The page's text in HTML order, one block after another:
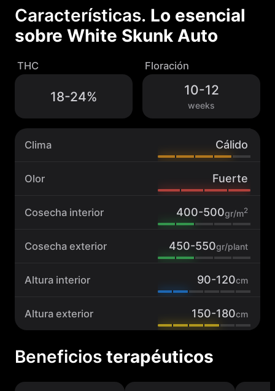
n
k
A
u
o
t
i
Características. Lo esencial
sobre White Skunk Auto
THC
18-24%
Floración
10-12
weeks
Clima Cálido
Olor Fuerte
Cosecha interior 400-500gr/m2
Cosecha exterior 450-550gr/plant
Altura interior 90-120cm
Altura exterior 150-180cm
Beneficios terapéuticos